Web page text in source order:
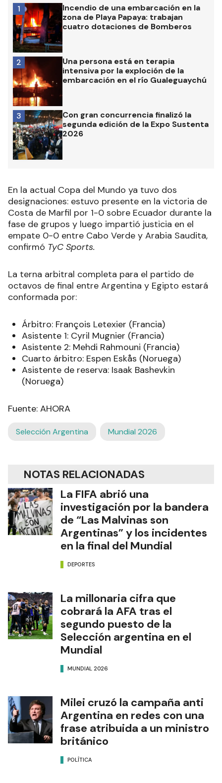
Incendio de una embarcación en la
zona de Playa Papaya: trabajan
cuatro dotaciones de Bomberos
1
Una persona está en terapia
intensiva por la exploción de la
embarcación en el río Gualeguaychú
2
Con gran concurrencia finalizó la
segunda edición de la Expo Sustenta
2026
3
En la actual Copa del Mundo ya tuvo dos
designaciones: estuvo presente en la victoria de
Costa de Marfil por 1-0 sobre Ecuador durante la
fase de grupos y luego impartió justicia en el
empate 0-0 entre Cabo Verde y Arabia Saudita,
confirmó TyC Sports.
La terna arbitral completa para el partido de
octavos de final entre Argentina y Egipto estará
conformada por:
Árbitro: François Letexier (Francia)
Asistente 1: Cyril Mugnier (Francia)
Asistente 2: Mehdi Rahmouni (Francia)
Cuarto árbitro: Espen Eskås (Noruega)
Asistente de reserva: Isaak Bashevkin
(Noruega)
Fuente: AHORA
Selección Argentina Mundial 2026
NOTAS RELACIONADAS
La FIFA abrió una
investigación por la bandera
de “Las Malvinas son
Argentinas” y los incidentes
en la final del Mundial
DEPORTES
La millonaria cifra que
cobrará la AFA tras el
segundo puesto de la
Selección argentina en el
Mundial
MUNDIAL 2026
Milei cruzó la campaña anti
Argentina en redes con una
frase atribuida a un ministro
británico
POLÍTICA